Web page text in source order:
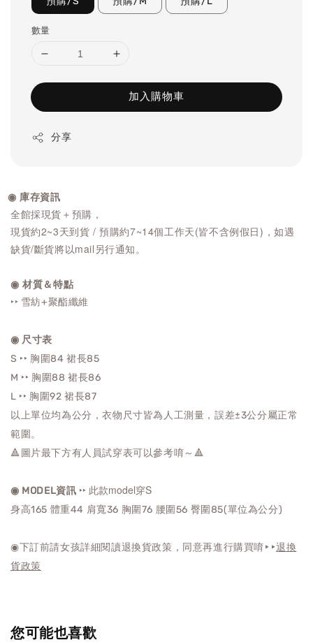
數量
加入購物車
分享
庫存資訊
全館採現貨＋預購，
現貨約2~3天到貨 / 預購約7~14個工作天(皆不含例假日)，如遇
缺貨/斷貨將以mail另行通知。
◉ 材質＆特點
‣‣ 雪紡+聚酯纖維
◉ 尺寸表
S ‣‣ 胸圍84 裙長85
M ‣‣ 胸圍88 裙長86
L ‣‣ 胸圍92 裙長87
以上單位均為公分，衣物尺寸皆為人工測量，誤差±3公分屬正常
範圍。
🔺圖片最下方有人員試穿表可以參考唷～🔺
◉ MODEL資訊 ‣‣ 此款model穿S
身高165 體重44 肩寬36 胸圍76 腰圍56 臀圍85(單位為公分)
◉下訂前請女孩詳細閱讀退換貨政策，同意再進行購買唷‣‣退換
貨政策
您可能也喜歡